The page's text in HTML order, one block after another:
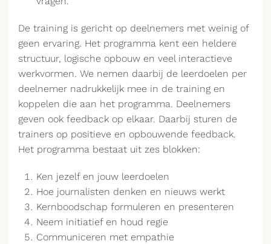
De training is gericht op deelnemers met weinig of
geen ervaring. Het programma kent een heldere
structuur, logische opbouw en veel interactieve
werkvormen. We nemen daarbij de leerdoelen per
deelnemer nadrukkelijk mee in de training en
koppelen die aan het programma. Deelnemers
geven ook feedback op elkaar. Daarbij sturen de
trainers op positieve en opbouwende feedback.
Het programma bestaat uit zes blokken:
Ken jezelf en jouw leerdoelen
Hoe journalisten denken en nieuws werkt
Kernboodschap formuleren en presenteren
Neem initiatief en houd regie
Communiceren met empathie